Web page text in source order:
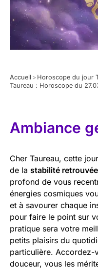
Accueil > Horoscope du jour
Taureau : Horoscope du
Ambiance
Cher Taureau, cette
de la stabilité retrouvée
profond de vous
énergies cosmiques
et à savourer chaque
pour faire le point sur
pratique sera votre
petits plaisirs du
particulière. Accordez-
douceur, vous les